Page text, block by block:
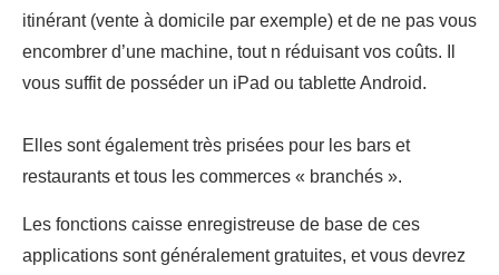
itinérant (vente à domicile par exemple) et de ne pas vous
encombrer d’une machine, tout n réduisant vos coûts. Il
vous suffit de posséder un iPad ou tablette Android.
Elles sont également très prisées pour les bars et
restaurants et tous les commerces « branchés ».
Les fonctions caisse enregistreuse de base de ces
applications sont généralement gratuites, et vous devrez